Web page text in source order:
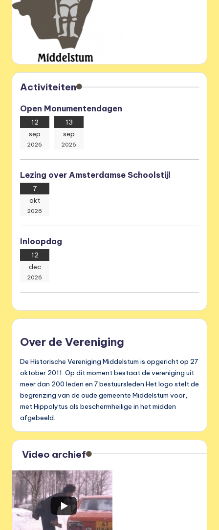
Activiteiten
Open Monumentendagen
12
sep
2026
13
sep
2026
Lezing over Amsterdamse Schoolstijl
7
okt
2026
Inloopdag
12
dec
2026
Over de Vereniging
De Historische Vereniging Middelstum is opgericht op 27
oktober 2011. Op dit moment bestaat de vereniging uit
meer dan 200 leden en 7 bestuursleden.Het logo stelt de
begrenzing van de oude gemeente Middelstum voor,
met Hippolytus als beschermheilige in het midden
afgebeeld.
Video archief